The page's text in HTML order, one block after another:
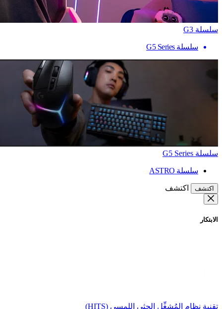
سلسلة G3
سلسلة G5 Series
سلسلة G5 Series
سلسلة ASTRO
اكتشف اكتشف
الابتكار
تقنية نظام المُشغِّل الحثي اللمسي (HITS)